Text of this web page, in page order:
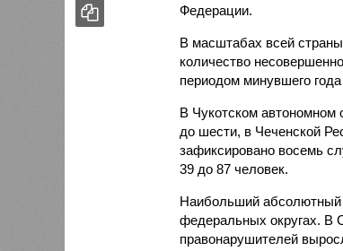
Федерации.
В масштабах всей
количество
периодом минувшего
В Чукотском автономном
до шести, в Чеченской
зафиксировано восемь
39 до 87 человек.
Наибольший абсолютный
федеральных округах. В
правонарушителей